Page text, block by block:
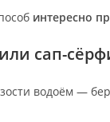
интересно
сап-
водоём —